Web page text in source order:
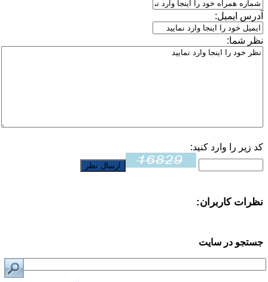
آدرس ایمیل:
نظر شما:
کد زیر را وارد کنید:
نظرات کاربران:
جستجو در سایت